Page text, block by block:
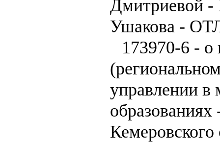
Дмитриевой -
Ушакова -
173970-6 -
управлении
образованиях
Кемеровского